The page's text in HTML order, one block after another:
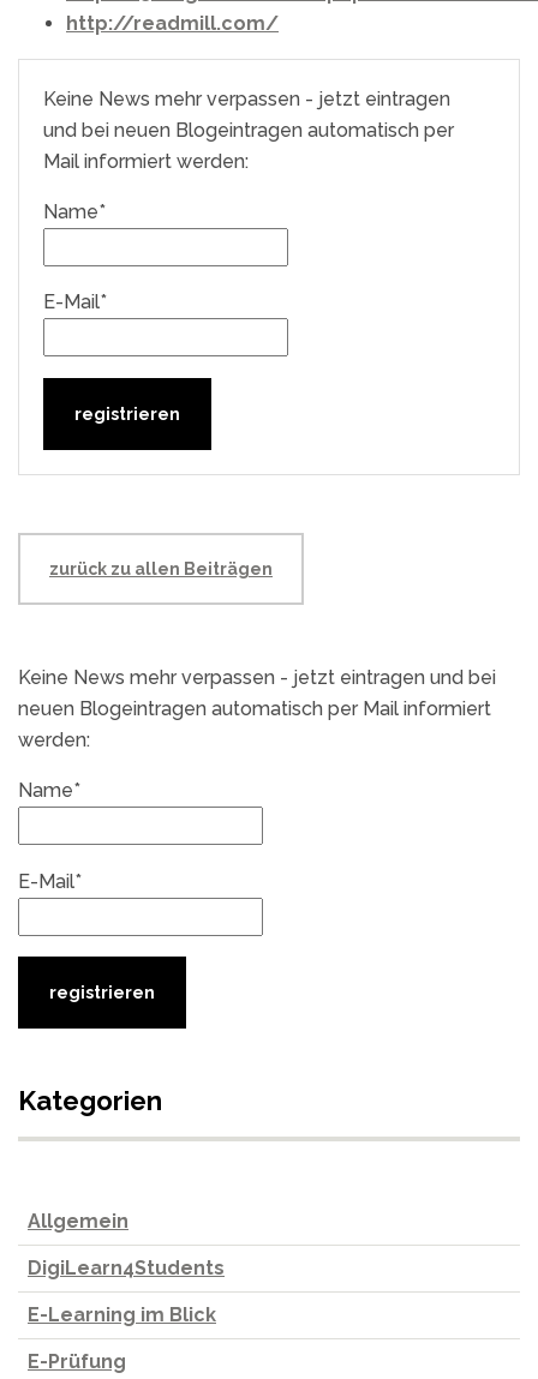
http://readmill.com/
Keine News mehr verpassen - jetzt eintragen
und bei neuen Blogeintragen automatisch per
Mail informiert werden:
Name*
E-Mail*
zurück zu allen Beiträgen
Keine News mehr verpassen - jetzt eintragen und bei
neuen Blogeintragen automatisch per Mail informiert
werden:
Name*
E-Mail*
Kategorien
Allgemein
DigiLearn4Students
E-Learning im Blick
E-Prüfung